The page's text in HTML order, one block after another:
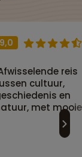
9,0
reis
cultuur,
en
met mooie
boottochten en